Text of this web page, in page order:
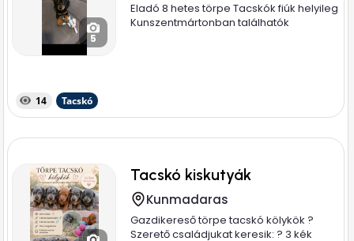
5
Eladó 8 hetes törpe Tacskók fiúk helyileg
Kunszentmártonban találhatók
14 Tacskó
Tacskó kiskutyák
Kunmadaras
Gazdikereső törpe tacskó kölykök ?
Szerető családjukat keresik: ? 3 kék